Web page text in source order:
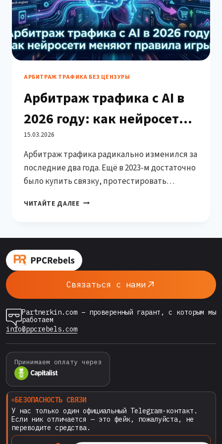
АРБИТРАЖ ТРАФИКА БЕЗ ЦЕНЗУРЫ
Арбитраж трафика с AI в
2026 году: как нейросети
меняют правила игры
15.03.2026
Арбитраж трафика радикально изменился за
последние два года. Ещё в 2023-м достаточно
было купить связку, протестировать
конвертит. Сегодня такой подход не даёт
“выгорают” быстрее, чем когда-либо. В этой
среде побеждает тот, кто работает не
ЧИТАЙТЕ ДАЛЕЕАРБИТРАЖ
2026
ГОДУ:
НЕЙРОСЕТИ
ИГРЫ
Связаться с нами
Partnerkin.com – проверенный гарант, с которым мы
работаем
info@ppcrebels.com
Принимаем оплату через
БЕЗОПАСНОСТЬ СВЯЗИ
У нас только один официальный Telegram-контакт.
Если ник отличается — это фейк, пожалуйста, не
переводите средства.